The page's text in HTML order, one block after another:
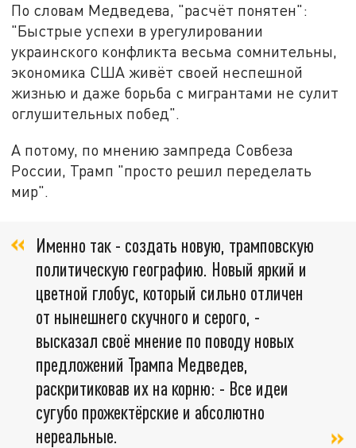
По словам Медведева, "расчёт понятен":
"Быстрые успехи в урегулировании
украинского конфликта весьма сомнительны,
экономика США живёт своей неспешной
жизнью и даже борьба с мигрантами не сулит
оглушительных побед".
А потому, по мнению зампреда Совбеза
России, Трамп "просто решил переделать
мир".
Именно так - создать новую, трамповскую
политическую географию. Новый яркий и
цветной глобус, который сильно отличен
от нынешнего скучного и серого, -
высказал своё мнение по поводу новых
предложений Трампа Медведев,
раскритиковав их на корню: - Все идеи
сугубо прожектёрские и абсолютно
нереальные.